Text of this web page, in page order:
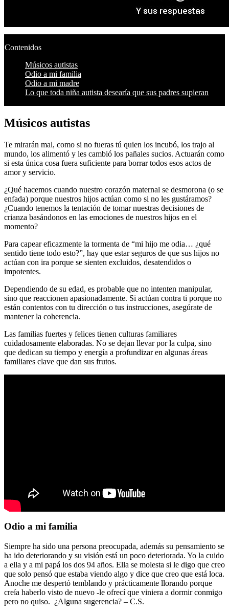
Contenidos
Músicos autistas
Odio a mi familia
Odio a mi madre
Lo que toda niña autista desearía que sus padres supieran
Músicos autistas
Te mirarán mal, como si no fueras tú quien los incubó, los trajo al
mundo, los alimentó y les cambió los pañales sucios. Actuarán como
si esta única cosa fuera suficiente para borrar todos esos actos de
amor y servicio.
¿Qué hacemos cuando nuestro corazón maternal se desmorona (o se
enfada) porque nuestros hijos actúan como si no les gustáramos?
¿Cuando tenemos la tentación de tomar nuestras decisiones de
crianza basándonos en las emociones de nuestros hijos en el
momento?
Para capear eficazmente la tormenta de “mi hijo me odia… ¿qué
sentido tiene todo esto?”, hay que estar seguros de que sus hijos no
actúan con ira porque se sienten excluidos, desatendidos o
impotentes.
Dependiendo de su edad, es probable que no intenten manipular,
sino que reaccionen apasionadamente. Si actúan contra ti porque no
están contentos con tu dirección o tus instrucciones, asegúrate de
mantener la coherencia.
Las familias fuertes y felices tienen culturas familiares
cuidadosamente elaboradas. No se dejan llevar por la culpa, sino
que dedican su tiempo y energía a profundizar en algunas áreas
familiares clave que dan sus frutos.
Odio a mi familia
Siempre ha sido una persona preocupada, además su pensamiento se
ha ido deteriorando y su visión está un poco deteriorada. Yo la cuido
a ella y a mi papá los dos 94 años. Ella se molesta si le digo que creo
que solo pensó que estaba viendo algo y dice que creo que está loca.
Anoche me despertó temblando y prácticamente llorando porque
creía haberlo visto de nuevo -le ofrecí que viniera a dormir conmigo
pero no quiso. ¿Alguna sugerencia? – C.S.